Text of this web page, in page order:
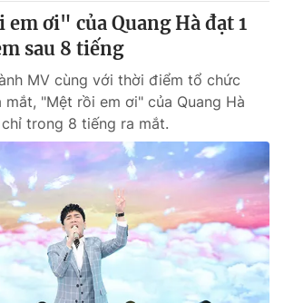
VTV8
English
Đài Truyền hình Việt Nam
Thời báo VTV
ơi" của Quang Hà đạt 1
sau 8 tiếng
MV cùng với thời điểm tổ chức
"Mệt rồi em ơi" của Quang Hà
trong 8 tiếng ra mắt.